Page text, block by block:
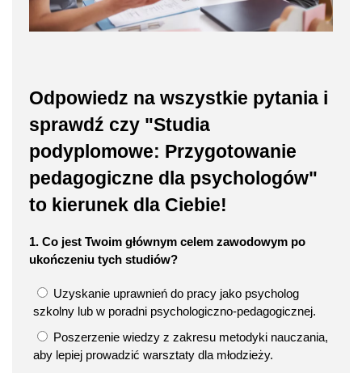
Odpowiedz na wszystkie pytania i
sprawdź czy "Studia
podyplomowe: Przygotowanie
pedagogiczne dla psychologów"
to kierunek dla Ciebie!
1. Co jest Twoim głównym celem zawodowym po
ukończeniu tych studiów?
Uzyskanie uprawnień do pracy jako psycholog
szkolny lub w poradni psychologiczno-pedagogicznej.
Poszerzenie wiedzy z zakresu metodyki nauczania,
aby lepiej prowadzić warsztaty dla młodzieży.